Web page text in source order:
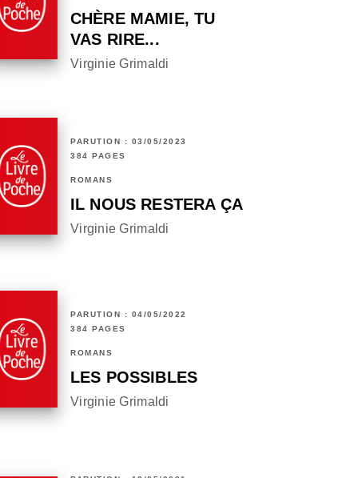
CHÈRE MAMIE, TU
VAS RIRE...
Virginie Grimaldi
PARUTION : 03/05/2023
384 PAGES
ROMANS
IL NOUS RESTERA ÇA
Virginie Grimaldi
PARUTION : 04/05/2022
384 PAGES
ROMANS
LES POSSIBLES
Virginie Grimaldi